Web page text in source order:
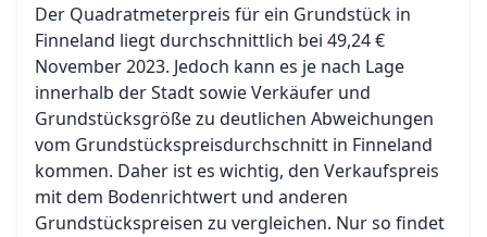
Der Quadratmeterpreis für ein Grundstück in
Finneland liegt durchschnittlich bei 49,24 €
November 2023. Jedoch kann es je nach Lage
innerhalb der Stadt sowie Verkäufer und
Grundstücksgröße zu deutlichen Abweichungen
vom Grundstückspreisdurchschnitt in Finneland
kommen. Daher ist es wichtig, den Verkaufspreis
mit dem Bodenrichtwert und anderen
Grundstückspreisen zu vergleichen. Nur so findet